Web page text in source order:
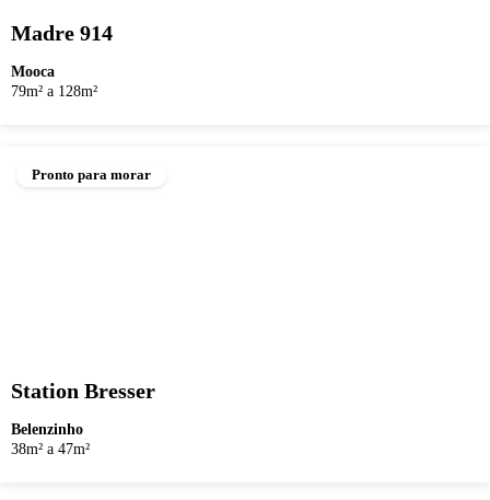
Madre 914
Mooca
79m² a 128m²
Pronto para morar
Station Bresser
Belenzinho
38m² a 47m²